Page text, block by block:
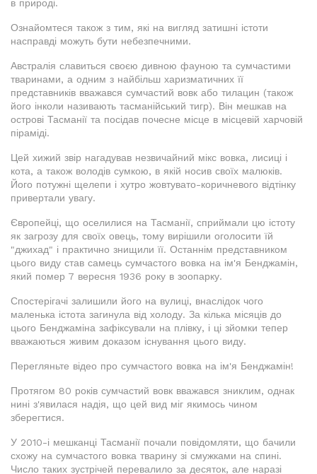
в природі.
Ознайомтеся також з тим, які на вигляд затишні істоти
насправді можуть бути небезпечними.
Австралія славиться своєю дивною фауною та сумчастими
тваринами, а одним з найбільш харизматичних її
представників вважався сумчастий вовк або тилацин (також
його інколи називають тасманійський тигр). Він мешкав на
острові Тасманії та посідав почесне місце в місцевій харчовій
піраміді.
Цей хижий звір нагадував незвичайний мікс вовка, лисиці і
кота, а також володів сумкою, в якій носив своїх малюків.
Його потужні щелепи і хутро жовтувато-коричневого відтінку
привертали увагу.
Європейці, що оселилися на Тасманії, сприймали цю істоту
як загрозу для своїх овець, тому вирішили оголосити їй
"джихад" і практично знищили її. Останнім представником
цього виду став самець сумчастого вовка на ім'я Бенджамін,
який помер 7 вересня 1936 року в зоопарку.
Спостерігачі залишили його на вулиці, внаслідок чого
маленька істота загинула від холоду. За кілька місяців до
цього Бенджаміна зафіксували на плівку, і ці зйомки тепер
вважаються живим доказом існування цього виду.
Перегляньте відео про сумчастого вовка на ім'я Бенджамін!
Протягом 80 років сумчастий вовк вважався зниклим, однак
нині з'явилася надія, що цей вид міг якимось чином
зберегтися.
У 2010-і мешканці Тасманії почали повідомляти, що бачили
схожу на сумчастого вовка тварину зі смужками на спині.
Число таких зустрічей перевалило за десяток, але наразі